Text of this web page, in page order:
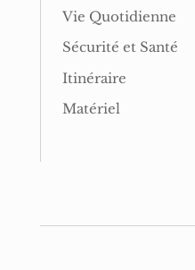
Vie Quotidienne
Sécurité et Santé
Itinéraire
Matériel